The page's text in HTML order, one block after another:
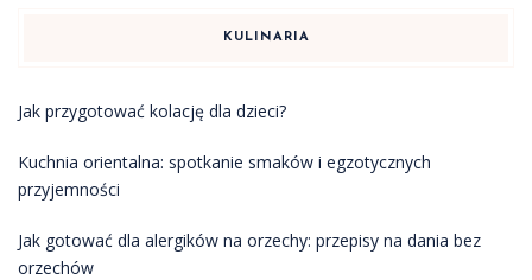
KULINARIA
Jak przygotować kolację dla dzieci?
Kuchnia orientalna: spotkanie smaków i egzotycznych
przyjemności
Jak gotować dla alergików na orzechy: przepisy na dania bez
orzechów